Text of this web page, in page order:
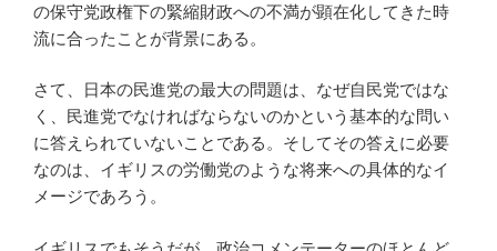
の保守党政権下の緊縮財政への不満が顕在化してきた時
流に合ったことが背景にある。
さて、日本の民進党の最大の問題は、なぜ自民党ではな
く、民進党でなければならないのかという基本的な問い
に答えられていないことである。そしてその答えに必要
なのは、イギリスの労働党のような将来への具体的なイ
メージであろう。